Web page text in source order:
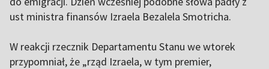
ust ministra finansów Izraela Bezalela Smotricha.
W reakcji rzecznik Departamentu Stanu we wtorek
przypomniał, że „rząd Izraela, w tym premier,